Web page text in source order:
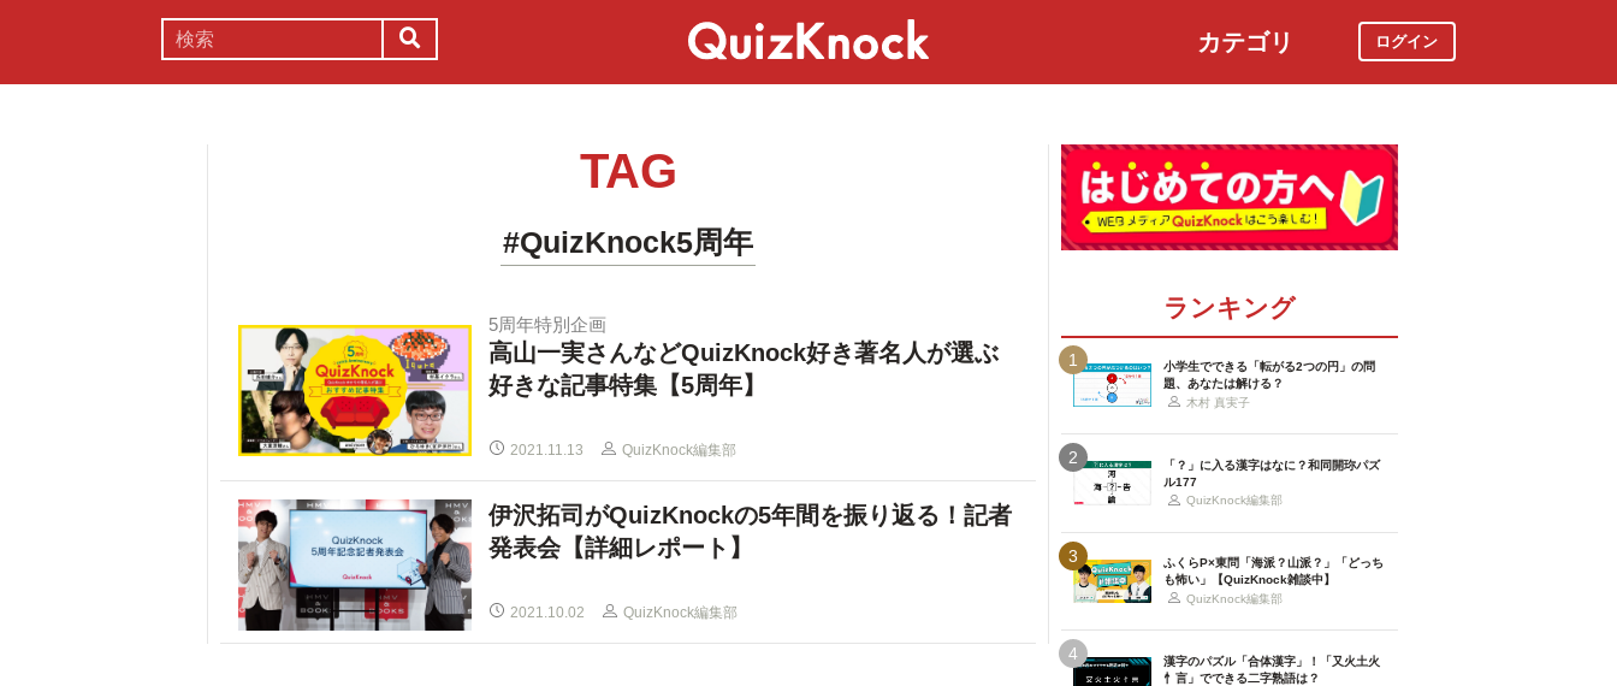
カテゴリ ログイン
TAG
#QuizKnock5周年
5周年特別企画
高山一実さんなどQuizKnock好き著名人が選ぶ
好きな記事特集【5周年】
2021.11.13 QuizKnock編集部
伊沢拓司がQuizKnockの5年間を振り返る！記者
発表会【詳細レポート】
2021.10.02 QuizKnock編集部
ランキング
1
小学生でできる「転がる2つの円」の問
題、あなたは解ける？
木村 真実子
2
「？」に入る漢字はなに？和同開珎パズ
ル177
QuizKnock編集部
3
ふくらP×東問「海派？山派？」「どっち
も怖い」【QuizKnock雑談中】
QuizKnock編集部
4
漢字のパズル「合体漢字」！「又火土火
忄言」でできる二字熟語は？